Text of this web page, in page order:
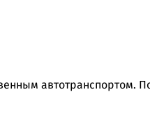
автотранспортом.